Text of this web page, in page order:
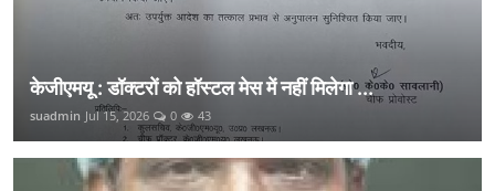
केजीएमयू : डॉक्टरों को हॉस्टल मेस में नहीं मिलेगा ...
suadmin Jul 15, 2026 0 43